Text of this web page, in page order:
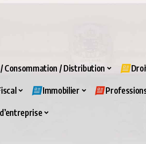
Consommation / Distribution
Immobilier